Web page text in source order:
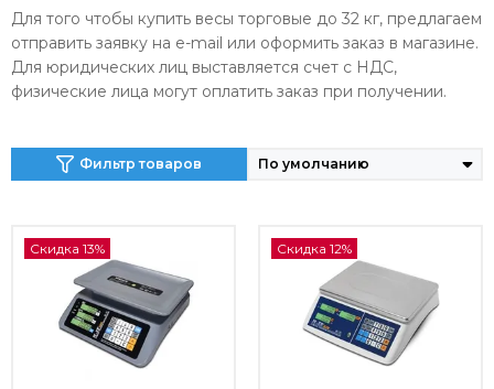
Для того чтобы купить весы торговые до 32 кг, предлагаем
отправить заявку на e-mail или оформить заказ в магазине.
Для юридических лиц выставляется счет с НДС,
физические лица могут оплатить заказ при получении.
Фильтр товаров
Скидка 13% Скидка 12%